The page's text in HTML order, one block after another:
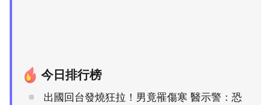
今日排行榜
出國回台發燒狂拉！男竟罹傷寒 醫示警：恐